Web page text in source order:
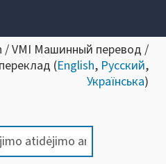
/ VMI Машинный перевод /
(English, Русский,
Українська)